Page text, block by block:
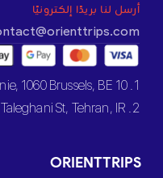
أرسل لنا بريدًا إلكترونيًا
1. 10 Rue d’Albanie, 1060 Brussels, BE
2. L2, 141 Taleghani St, Tehran, IR
ORIENTTRIPS